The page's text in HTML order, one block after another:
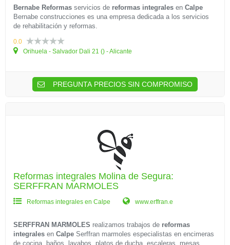
Bernabe Reformas servicios de reformas integrales en Calpe
Bernabe construcciones es una empresa dedicada a los servicios
de rehabilitación y reformas.
0.0
Orihuela - Salvador Dali 21 () - Alicante
PREGUNTA PRECIOS SIN COMPROMISO
Reformas integrales Molina de Segura:
SERFFRAN MARMOLES
Reformas integrales en Calpe www.erffran.e
SERFFRAN MARMOLES realizamos trabajos de reformas
integrales en Calpe Serffran marmoles especialistas en encimeras
de cocina, baños, lavabos, platos de ducha, escaleras, mesas,